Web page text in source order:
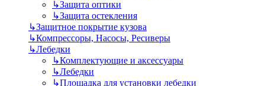
↳Защита оптики
↳Защита остекления
↳Защитное покрытие кузова
↳Компрессоры, Насосы, Ресиверы
↳Лебедки
↳Комплектующие и аксессуары
↳Лебедки
↳Площадка для установки лебедки